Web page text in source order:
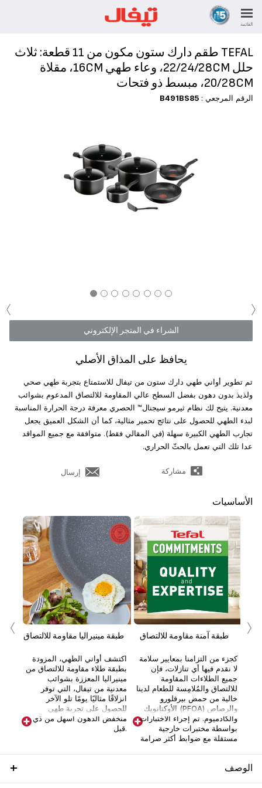
القائمة
TEFAL طقم دارك ستون مكون من 11 قطعة: ثلاث
حلل 22/24/28CM، وعاء طهي 16CM، مقلاة
20/28CM، مبسط ذو فتحات
الرقم المرجعي : B491BS85
‹ ›
الشراء في المتجر الإلكتروني
يحافظ على المذاق الأصلي
تم تطوير أواني طهي دارك ستون من تيفال للاستمتاع بتجربة طهي صحي
ولذيذ بدون دهون بفضل السطح عالي المقاومة للالتصاق المدعوم بشوائب
معدنية. يتيح لك نظام ثيرمو سيجنال™ الحصري معرفة درجة الحرارة المناسبة
لبدء الطهي للحصول على نتائج تحمير مثالية، كما أن الشكل العميق يجعل
تجارب الطهي الكبيرة سهلة (في المقالي فقط). متوافقة مع جميع المواقد
عدا تلك التي تعمل بالحثّ الحراري.
مشاركة إرسال
الأساسيات
طبقة مينيراليا مقاومة للالتصاق
اكتشف أواني الطهي، المزودة
بطبقة طلاء مقاومة للالتصاق من
مينيراليا المعززة بشوائب
معدنية من تيفال، التي توفر
انزلاقًا مثاليًا يومًا تلو الآخر
للحصول على تجربة طهي
منخفض الدهون أسهل من ذي
قبل.
طبقة آمنة مقاومة للالتصاق
كجزء من التزامنا بمعايير سلامة
لا نقدم فيها أي تنازلات، فإن
جميع الطلاءات المقاومة
للالتصاق والمُلامِسة للطعام لدينا
خالية من حمض بيرفلورو
الأوكتانويك (PFOA) والرصاص
والكادميوم. تم إجراء الاختبارات
بواسطة مختبرات خارجية
مستقلة مع ضوابط أكثر صرامة
‹ ›
الوصف